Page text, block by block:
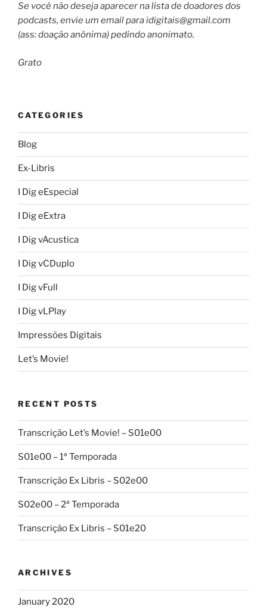
Se você não deseja aparecer na lista de doadores dos
podcasts, envie um email paraidigitais@gmail.com
(ass: doação anônima) pedindo anonimato.
Grato
CATEGORIES
Blog
Ex-Libris
I Dig eEspecial
I Dig eExtra
I Dig vAcustica
I Dig vCDuplo
I Dig vFull
I Dig vLPlay
Impressões Digitais
Let’s Movie!
RECENT POSTS
Transcrição Let’s Movie! – S01e00
S01e00 – 1ª Temporada
Transcrição Ex Libris – S02e00
S02e00 – 2ª Temporada
Transcrição Ex Libris – S01e20
ARCHIVES
January 2020